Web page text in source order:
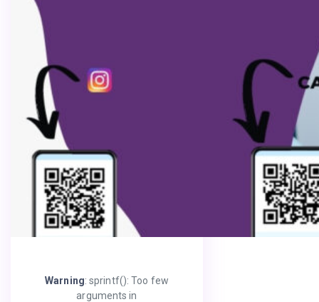
Warning: sprintf(): Too few
arguments in